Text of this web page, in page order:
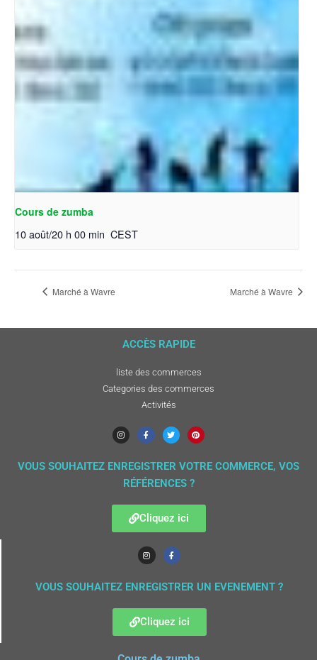
Cours de zumba
10 août/20 h 00 min CEST
Marché à Wavre Marché à Wavre
ACCÈS RAPIDE
liste des commerces
Categories des commerces
Activités
VOUS SOUHAITEZ ENREGISTRER VOTRE COMMERCE, VOS
RÉFÉRENCES ?
Cliquez ici
VOUS SOUHAITEZ ENREGISTRER UN EVENEMENT ?
Cliquez ici